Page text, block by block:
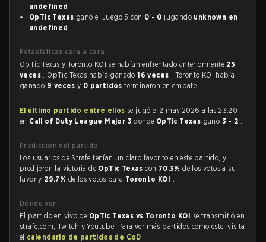
undefined
OpTic Texas ganó el Juego 5 con 0 - 0 jugando unknown en
undefined
Estadísticas cara a cara
OpTic Texas y Toronto KOI se habían enfrentado anteriormente 25
veces . OpTic Texas había ganado16 veces , Toronto KOI había
ganado 9 vecesy 0 partidosterminaron en empate.
El último partido entre ellos se jugó el 2 may 2026 a las 23:20
en Call of Duty League Major 3donde OpTic Texas ganó 3 - 2 .
Predicción del partido
Los usuarios de Strafe tenían un claro favorito en este partido, y
predijeron la victoria de OpTic Texascon 70.3%de los votos a su
favor y 29.7% de los votos para Toronto KOI .
Dónde ver
El partido en vivo de OpTic Texas vs Toronto KOI se transmitió en
strafe.com, Twitch y Youtube. Para ver más partidos como este, visita
el calendario de partidos de CoD .